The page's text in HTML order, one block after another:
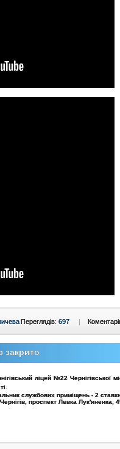
Переглядів: 697 |
закрито
ліцей №22 Чернігівської
службових приміщень - 2
проспект Левка Лук'яненка,